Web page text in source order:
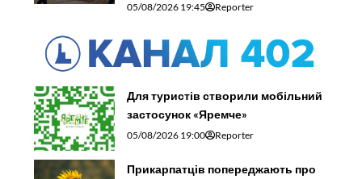
05/08/2026 19:45 Reporter
Для туристів створили мобільний
застосунок «Яремче»
05/08/2026 19:00 Reporter
Прикарпатців попереджають про